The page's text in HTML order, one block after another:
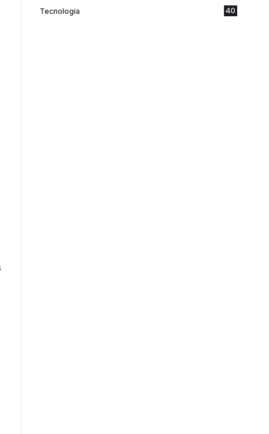
Tecnologia 40